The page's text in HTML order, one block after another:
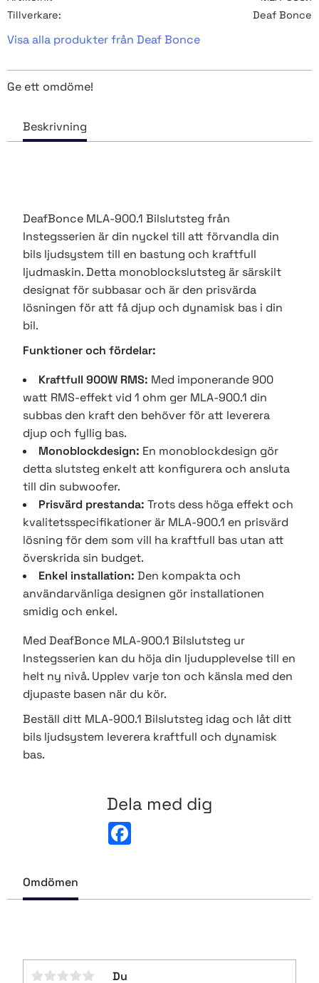
Tillverkare
Deaf Bonce
Visa alla produkter från Deaf Bonce
Ge ett omdöme!
DeafBonce MLA-900.1 Bilslutsteg från
Instegsserien är din nyckel till att förvandla din
bils ljudsystem till en bastung och kraftfull
ljudmaskin. Detta monoblockslutsteg är särskilt
designat för subbasar och är den prisvärda
lösningen för att få djup och dynamisk bas i din
bil.
Funktioner och fördelar:
Kraftfull 900W RMS: Med imponerande 900
watt RMS-effekt vid 1 ohm ger MLA-900.1 din
subbas den kraft den behöver för att leverera
djup och fyllig bas.
Monoblockdesign: En monoblockdesign gör
detta slutsteg enkelt att konfigurera och ansluta
till din subwoofer.
Prisvärd prestanda: Trots dess höga effekt och
kvalitetsspecifikationer är MLA-900.1 en prisvärd
lösning för dem som vill ha kraftfull bas utan att
överskrida sin budget.
Enkel installation: Den kompakta och
användarvänliga designen gör installationen
smidig och enkel.
Med DeafBonce MLA-900.1 Bilslutsteg ur
Instegsserien kan du höja din ljudupplevelse till en
helt ny nivå. Upplev varje ton och känsla med den
djupaste basen när du kör.
Beställ ditt MLA-900.1 Bilslutsteg idag och låt ditt
bils ljudsystem leverera kraftfull och dynamisk
bas.
Dela med dig
o
Omdömen
Du